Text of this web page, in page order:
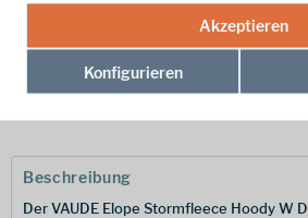
Beschreibung
Der VAUDE Elope Stormfleece Hoody W
Akzeptieren
Konfigurieren